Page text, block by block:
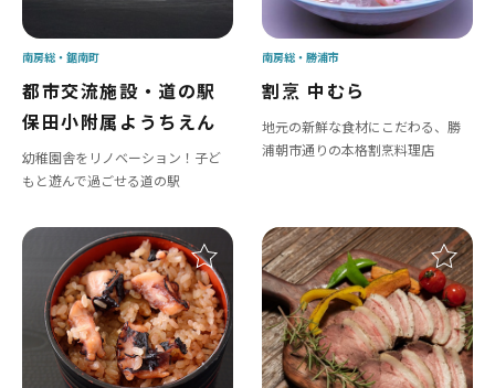
都市交流施設・道の駅
保田小附属ようちえん
幼稚園舎をリノベーション！子ど
もと遊んで過ごせる道の駅
南房総 鋸南町
割烹 中むら
地元の新鮮な食材にこだわる、勝
浦朝市通りの本格割烹料理店
南房総 勝浦市